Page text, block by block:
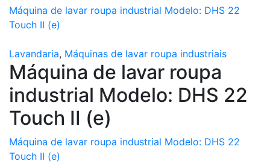
Máquina de lavar roupa industrial Modelo: DHS 22
Touch II (e)
Lavandaria, Máquinas de lavar roupa industriais
Máquina de lavar roupa
industrial Modelo: DHS 22
Touch II (e)
Máquina de lavar roupa industrial Modelo: DHS 22
Touch II (e)